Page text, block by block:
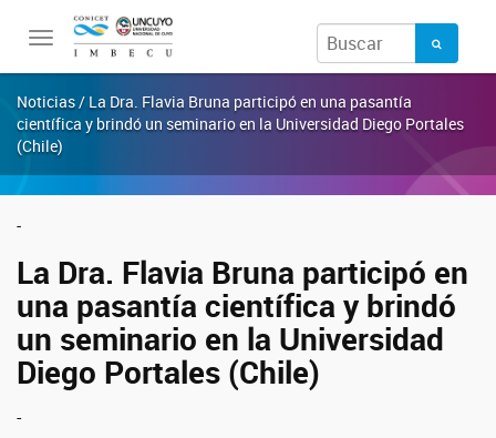
Toggle
navigation
Noticias / La Dra. Flavia Bruna participó en una pasantía
científica y brindó un seminario en la Universidad Diego Portales
(Chile)
-
La Dra. Flavia Bruna participó en
una pasantía científica y brindó
un seminario en la Universidad
Diego Portales (Chile)
-